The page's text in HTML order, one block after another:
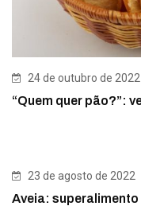
24 de outubro de 2022
“Quem quer pão?”:
23 de agosto de 2022
Aveia: